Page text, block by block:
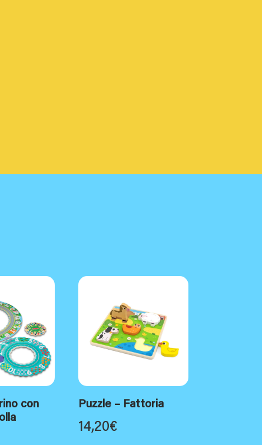
con
Puzzle – Fattoria
14,20€